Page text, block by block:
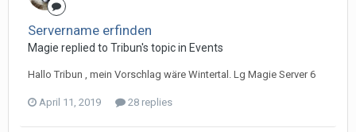
Servername erfinden
Magie replied to Tribun's topic in Events
Hallo Tribun , mein Vorschlag wäre Wintertal. Lg Magie Server 6
April 11, 2019 28 replies